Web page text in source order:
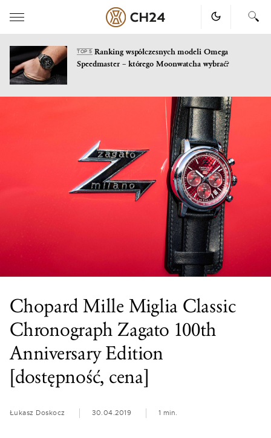
TOP 5Ranking współczesnych modeli Omega
Speedmaster – którego Moonwatcha wybrać?
Chopard Mille Miglia Classic
Chronograph Zagato 100th
Anniversary Edition
[dostępność, cena]
Łukasz Doskocz 30.04.2019 1 min.